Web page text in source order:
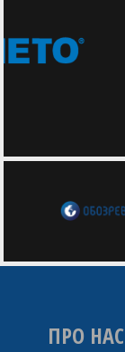
ПРО НАС